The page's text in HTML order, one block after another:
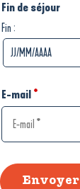
Fin de séjour
Fin :
E-mail *